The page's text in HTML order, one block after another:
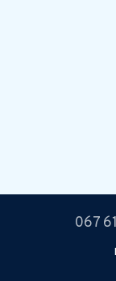
067